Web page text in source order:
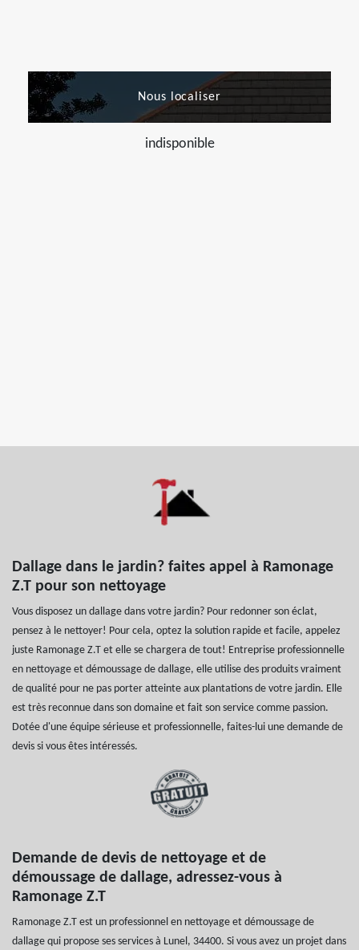
Nous localiser
indisponible
Dallage dans le jardin? faites appel à Ramonage
Z.T pour son nettoyage
Vous disposez un dallage dans votre jardin? Pour redonner son éclat,
pensez à le nettoyer! Pour cela, optez la solution rapide et facile, appelez
juste Ramonage Z.T et elle se chargera de tout! Entreprise professionnelle
en nettoyage et démoussage de dallage, elle utilise des produits vraiment
de qualité pour ne pas porter atteinte aux plantations de votre jardin. Elle
est très reconnue dans son domaine et fait son service comme passion.
Dotée d'une équipe sérieuse et professionnelle, faites-lui une demande de
devis si vous êtes intéressés.
Demande de devis de nettoyage et de
démoussage de dallage, adressez-vous à
Ramonage Z.T
Ramonage Z.T est un professionnel en nettoyage et démoussage de
dallage qui propose ses services à Lunel, 34400. Si vous avez un projet dans